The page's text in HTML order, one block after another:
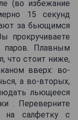
(во избежание
15 секунд
за бьющимся
прокручиваете
паров. Плавным
что стоит ниже,
вверх: во-
а во-вторых,
льющееся
. Переверните
на салфетку с